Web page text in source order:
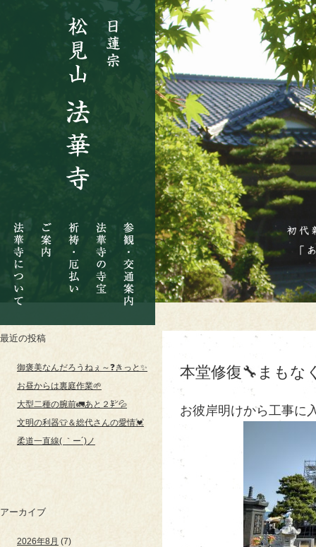
華
寺
に
つ
い
案
内
祷・
厄
払
い
華
寺
の
寺
宝
観・
交
通
案
内
最近の投稿
御褒美なんだろうねぇ～❓きっと✨
お昼からは裏庭作業🌱
大型二種の腕前🚛あと２㌢💦
文明の利器👕＆総代さんの愛情💓
柔道一直線( ｀ー´)ノ
アーカイブ
2026年8月 (7)
本堂修復🔧まもな
お彼岸明けから工事に